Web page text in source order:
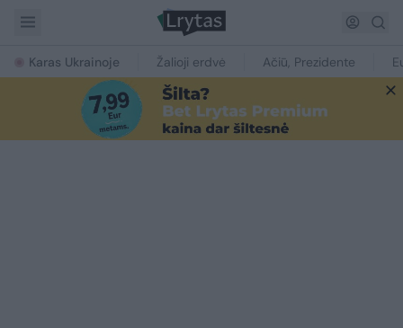
Karas Ukrainoje Žalioji erdvė Ačiū, Prezidente